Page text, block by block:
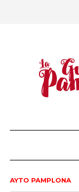
AYTO PAMPLONA